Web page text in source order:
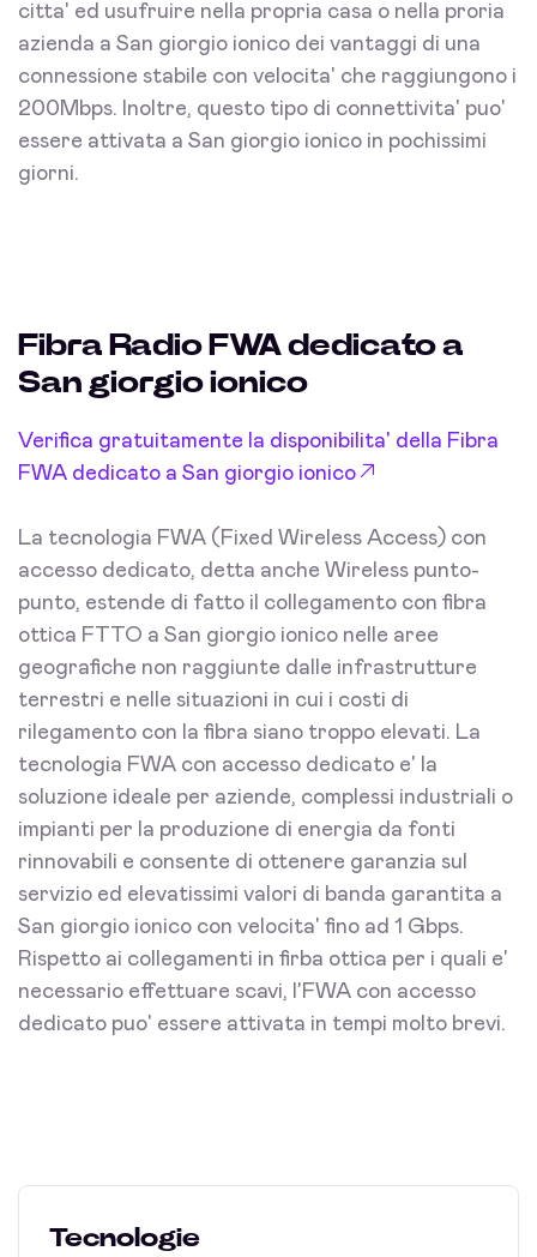
citta' ed usufruire nella propria casa o nella proria
azienda a San giorgio ionico dei vantaggi di una
connessione stabile con velocita' che raggiungono i
200Mbps. Inoltre, questo tipo di connettivita' puo'
essere attivata a San giorgio ionico in pochissimi
giorni.
Fibra Radio FWA dedicato a
San giorgio ionico
Verifica gratuitamente la disponibilita' della Fibra
FWA dedicato a San giorgio ionico
La tecnologia FWA (Fixed Wireless Access) con
accesso dedicato, detta anche Wireless punto-
punto, estende di fatto il collegamento con fibra
ottica FTTO a San giorgio ionico nelle aree
geografiche non raggiunte dalle infrastrutture
terrestri e nelle situazioni in cui i costi di
rilegamento con la fibra siano troppo elevati. La
tecnologia FWA con accesso dedicato e' la
soluzione ideale per aziende, complessi industriali o
impianti per la produzione di energia da fonti
rinnovabili e consente di ottenere garanzia sul
servizio ed elevatissimi valori di banda garantita a
San giorgio ionico con velocita' fino ad 1 Gbps.
Rispetto ai collegamenti in firba ottica per i quali e'
necessario effettuare scavi, l'FWA con accesso
dedicato puo' essere attivata in tempi molto brevi.
Tecnologie